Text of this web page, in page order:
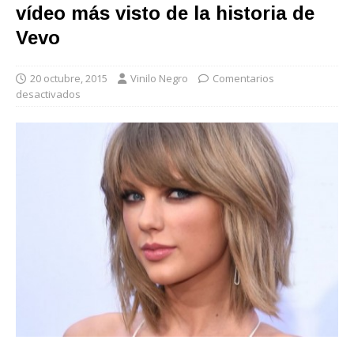
vídeo más visto de la historia de
Vevo
20 octubre, 2015 Vinilo Negro
Comentarios
desactivados